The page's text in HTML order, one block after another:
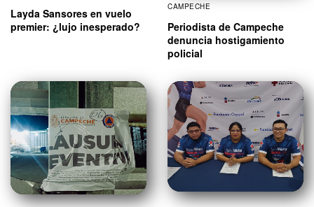
Layda Sansores en vuelo
premier: ¿lujo inesperado?
CAMPECHE
Periodista de Campeche
denuncia hostigamiento
policial